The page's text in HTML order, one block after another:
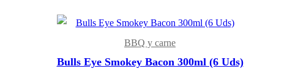
BBQ y carne
Bulls Eye Smokey Bacon 300ml (6 Uds)